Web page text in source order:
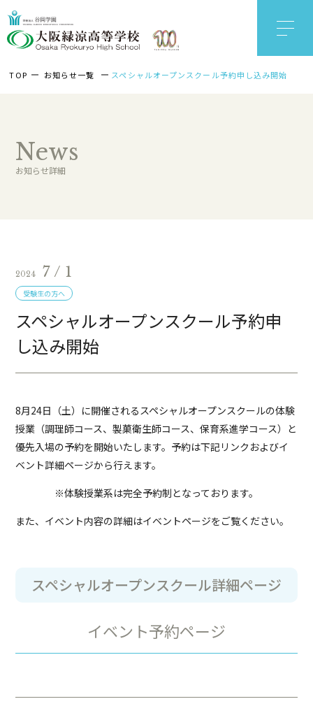
TOP お知らせ一覧 スペシャルオープンスクール予約申し込み開始
News
お知らせ詳細
2024 7 / 1
受験生の方へ
スペシャルオープンスクール予約申
し込み開始
8月24日（土）に開催されるスペシャルオープンスクールの体験
授業（調理師コース、製菓衛生師コース、保育系進学コース）と
優先入場の予約を開始いたします。予約は下記リンクおよびイ
ベント詳細ページから行えます。
※体験授業系は完全予約制となっております。
また、イベント内容の詳細はイベントページをご覧ください。
スペシャルオープンスクール詳細ページ
イベント予約ページ